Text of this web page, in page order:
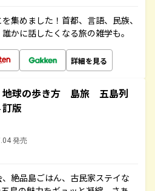
集めました！首都、言語、民族、
かに話したくなる旅の雑学も。
詳細を見る
球の歩き方 島旅 五島列
版
発売
絶品島ごはん、古民家ステイな